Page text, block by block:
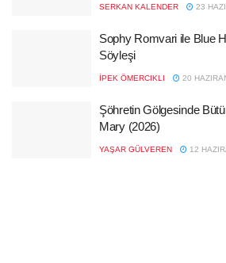
SERKAN KALENDER 23
Sophy Romvari ile Blue
Söyleşi
İPEK ÖMERCIKLI 20
Şöhretin Gölgesinde
Mary (2026)
YAŞAR GÜLVEREN 12